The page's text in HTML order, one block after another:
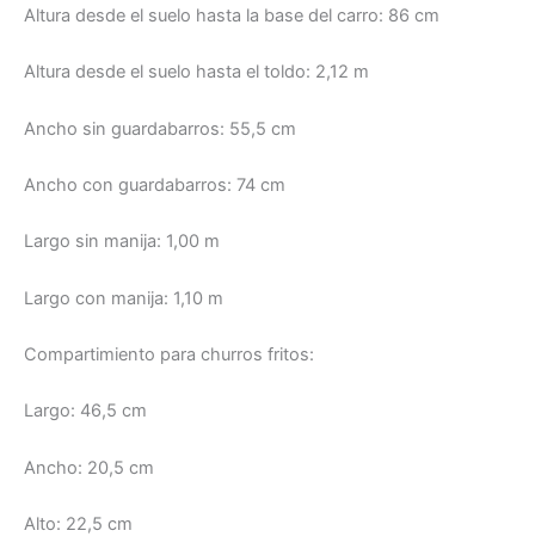
Altura desde el suelo hasta la base del carro: 86 cm
Altura desde el suelo hasta el toldo: 2,12 m
Ancho sin guardabarros: 55,5 cm
Ancho con guardabarros: 74 cm
Largo sin manija: 1,00 m
Largo con manija: 1,10 m
Compartimiento para churros fritos:
Largo: 46,5 cm
Ancho: 20,5 cm
Alto: 22,5 cm